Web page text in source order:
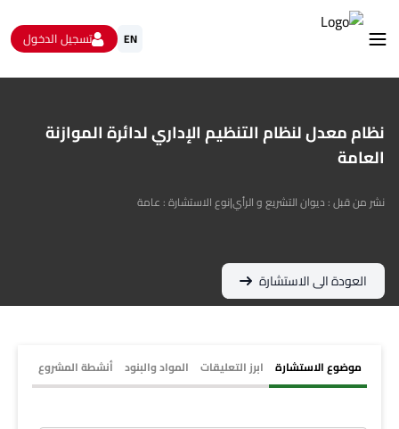
EN تسجيل الدخول
الاستبيانات و استطلاعات الرأي
البيانات المفتوحة
من نحن
نظام معدل لنظام التنظيم الإداري لدائرة الموازنة
العامة
نشر من قبل : ديوان التشريع و الرأي|نوع الاستشارة : عامة
العودة الى الاستشارة
موضوع الاستشارة ابرز التعليقات المواد والبنود أنشطة المشروع